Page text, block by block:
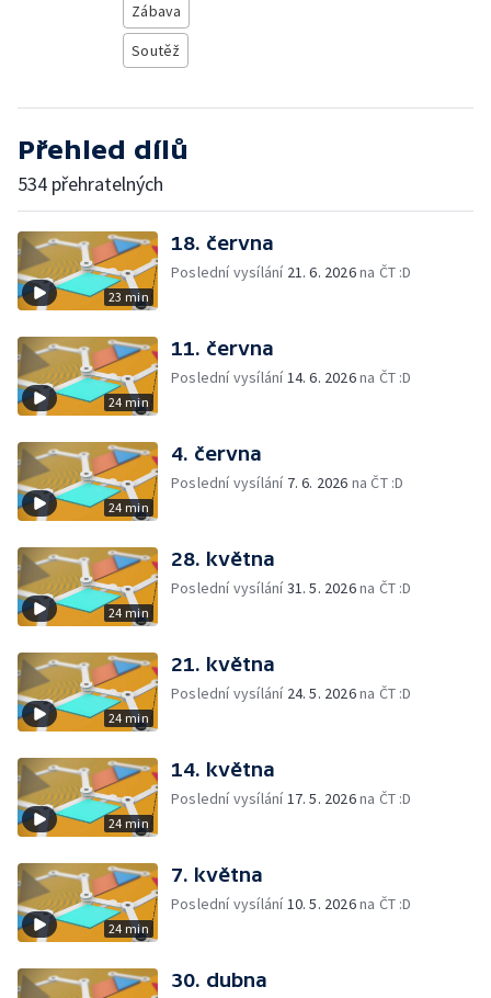
Zábava
Soutěž
Přehled dílů
534 přehratelných
23 min
18. června
Poslední vysílání 21. 6. 2026na ČT :D
24 min
11. června
Poslední vysílání14. 6. 2026na ČT :D
24 min
4. června
Poslední vysílání 7. 6. 2026 na ČT :D
24 min
28. května
Poslední vysílání31. 5. 2026na ČT :D
24 min
21. května
Poslední vysílání 24. 5. 2026na ČT :D
24 min
14. května
Poslední vysílání17. 5. 2026na ČT :D
24 min
7. května
Poslední vysílání10. 5. 2026na ČT :D
30. dubna